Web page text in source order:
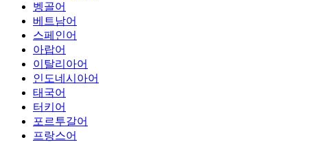
벵골어
베트남어
스페인어
아랍어
이탈리아어
인도네시아어
태국어
터키어
포르투갈어
프랑스어